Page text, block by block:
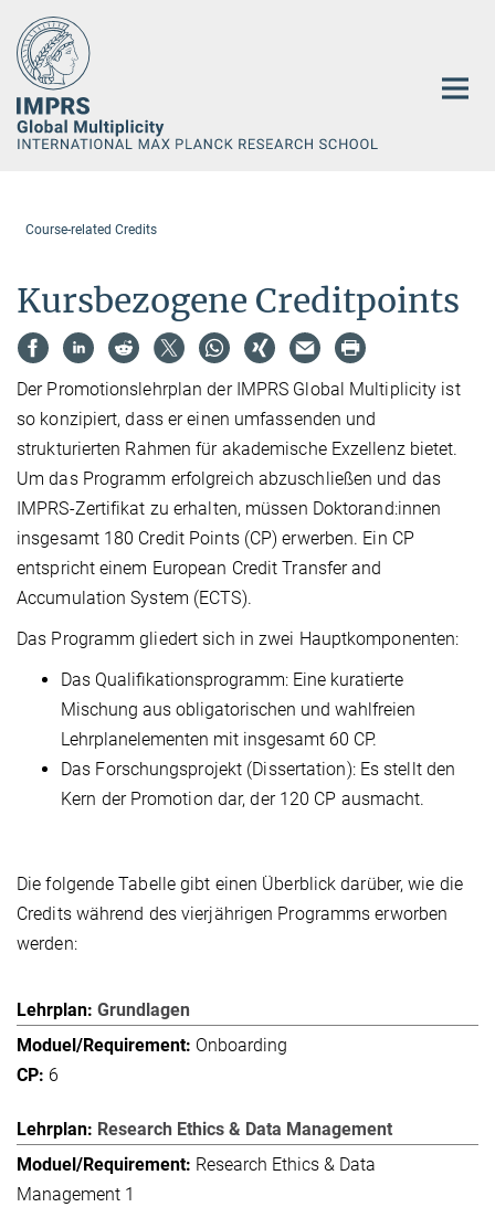
Hauptinhalt
Course-related Credits
Kursbezogene Creditpoints
Der Promotionslehrplan der IMPRS Global Multiplicity ist
so konzipiert, dass er einen umfassenden und
strukturierten Rahmen für akademische Exzellenz bietet.
Um das Programm erfolgreich abzuschließen und das
IMPRS-Zertifikat zu erhalten, müssen Doktorand:innen
insgesamt 180 Credit Points (CP) erwerben. Ein CP
entspricht einem European Credit Transfer and
Accumulation System (ECTS).
Das Programm gliedert sich in zwei Hauptkomponenten:
Das Qualifikationsprogramm: Eine kuratierte
Mischung aus obligatorischen und wahlfreien
Lehrplanelementen mit insgesamt 60 CP.
Das Forschungsprojekt (Dissertation): Es stellt den
Kern der Promotion dar, der 120 CP ausmacht.
Die folgende Tabelle gibt einen Überblick darüber, wie die
Credits während des vierjährigen Programms erworben
werden:
Grundlagen
Onboarding
6
Research Ethics & Data Management
Research Ethics & Data
Management 1